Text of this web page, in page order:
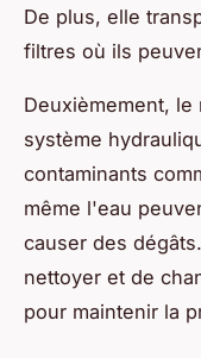
De plus, elle
filtres où ils
Deuxièmement,
système
contaminants
même l'eau
causer des
nettoyer et de
pour maintenir la